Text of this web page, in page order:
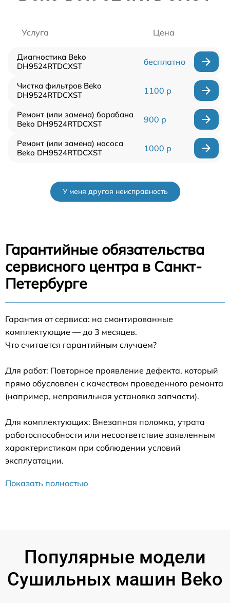
Услуга Цена
Диагностика Beko
DH9524RTDCXST
бесплатно
Чистка фильтров Beko
DH9524RTDCXST
1100 р
Ремонт (или замена) барабана
Beko DH9524RTDCXST
900 р
Ремонт (или замена) насоса
Beko DH9524RTDCXST
1000 р
У меня другая неисправность
Гарантийные обязательства
сервисного центра в Санкт-
Петербурге
Гарантия от сервиса: на смонтированные
комплектующие — до 3 месяцев.
Что считается гарантийным случаем?
Для работ: Повторное проявление дефекта, который
прямо обусловлен с качеством проведенного ремонта
(например, неправильная установка запчасти).
Для комплектующих: Внезапная поломка, утрата
работоспособности или несоответствие заявленным
характеристикам при соблюдении условий
эксплуатации.
Показать полностью
Популярные модели
Сушильных машин Beko